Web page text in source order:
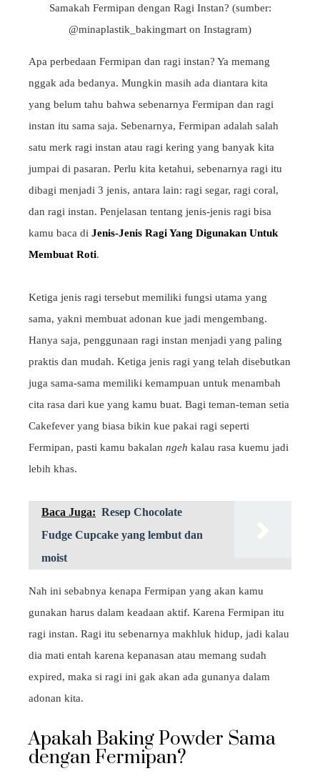
Samakah Fermipan dengan Ragi Instan? (sumber:
@minaplastik_bakingmart on Instagram)
Apa perbedaan Fermipan dan ragi instan? Ya memang
nggak ada bedanya. Mungkin masih ada diantara kita
yang belum tahu bahwa sebenarnya Fermipan dan ragi
instan itu sama saja. Sebenarnya, Fermipan adalah salah
satu merk ragi instan atau ragi kering yang banyak kita
jumpai di pasaran. Perlu kita ketahui, sebenarnya ragi itu
dibagi menjadi 3 jenis, antara lain: ragi segar, ragi coral,
dan ragi instan. Penjelasan tentang jenis-jenis ragi bisa
kamu baca di Jenis-Jenis Ragi Yang Digunakan Untuk
Membuat Roti.
Ketiga jenis ragi tersebut memiliki fungsi utama yang
sama, yakni membuat adonan kue jadi mengembang.
Hanya saja, penggunaan ragi instan menjadi yang paling
praktis dan mudah. Ketiga jenis ragi yang telah disebutkan
juga sama-sama memiliki kemampuan untuk menambah
cita rasa dari kue yang kamu buat. Bagi teman-teman setia
Cakefever yang biasa bikin kue pakai ragi seperti
Fermipan, pasti kamu bakalan ngeh kalau rasa kuemu jadi
lebih khas.
Baca Juga: Resep Chocolate
Fudge Cupcake yang lembut dan
moist
Nah ini sebabnya kenapa Fermipan yang akan kamu
gunakan harus dalam keadaan aktif. Karena Fermipan itu
ragi instan. Ragi itu sebenarnya makhluk hidup, jadi kalau
dia mati entah karena kepanasan atau memang sudah
expired, maka si ragi ini gak akan ada gunanya dalam
adonan kita.
Apakah Baking Powder Sama
dengan Fermipan?